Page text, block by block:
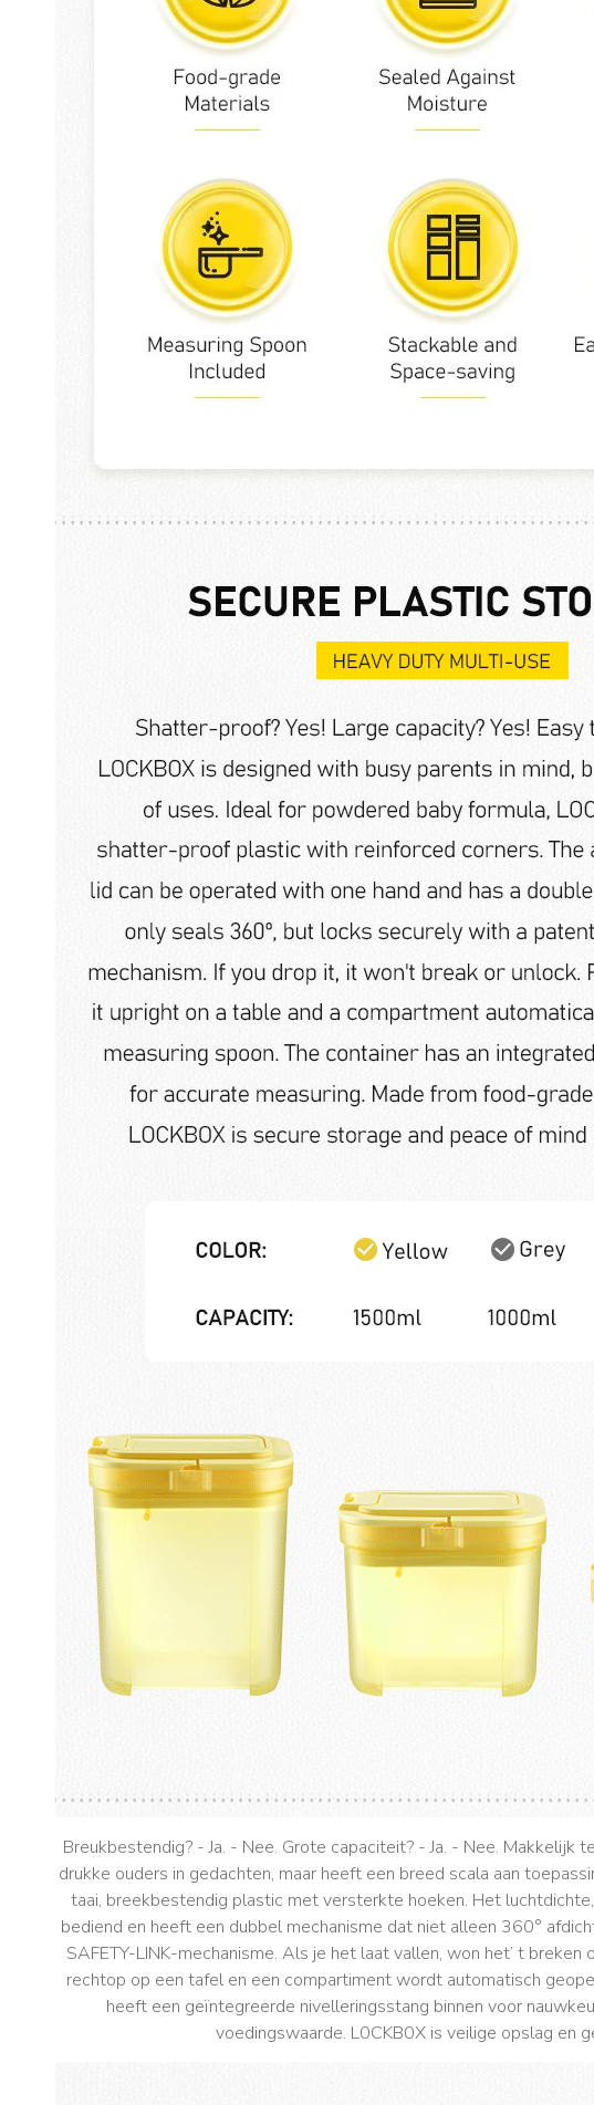
Breukbestendig? - Ja. - Nee. Grote capaciteit? - Ja. - Nee. Makkelijk
drukke ouders in gedachten, maar heeft een breed scala aan
taai, breekbestendig plastic met versterkte hoeken. Het
bediend en heeft een dubbel mechanisme dat niet alleen 360°
SAFETY-LINK-mechanisme. Als je het laat vallen, won het’ t
rechtop op een tafel en een compartiment wordt automatisch
heeft een geïntegreerde nivelleringsstang binnen voor
voedingswaarde. L0CKB0X is veilige opslag en